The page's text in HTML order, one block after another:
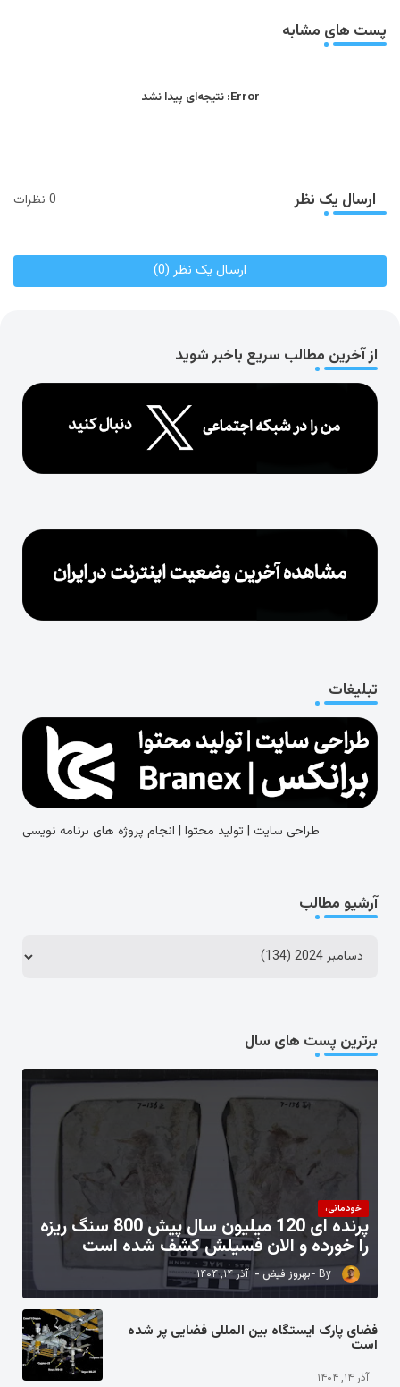
پست های مشابه
Error: نتیجه‌ای پیدا نشد
ارسال یک نظر 0 نظرات
ارسال یک نظر (0)
از آخرین مطالب سریع باخبر شوید
تبلیغات
طراحی سایت | تولید محتوا | انجام پروژه های برنامه نویسی
آرشیو مطالب
برترین پست های سال
خودمانی،
پرنده ای 120 میلیون سال پیش 800 سنگ ریزه
را خورده و الان فسیلش کشف شده است
بهروز فیض آذر ۱۴, ۱۴۰۴
فضای پارک ایستگاه بین المللی فضایی پر شده
است
آذر ۱۴, ۱۴۰۴